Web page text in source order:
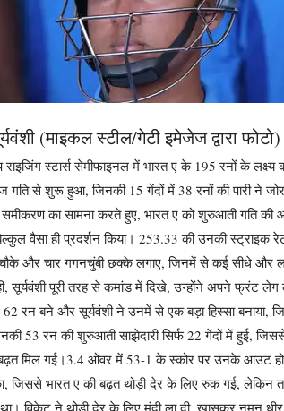
(माइकल स्टील/गेटी इमेजेज द्वारा फोटो)
राइजिंग स्टार्स सेमीफाइनल में भारत ए के 195 रनों के लक्ष्य
गति से शुरू हुआ, जिनकी 15 गेंदों में 38 रनों की पारी ने
समीकरण का सामना करते हुए, भारत ए को शुरुआती गति की
वैसा ही प्रदर्शन किया। 253.33 की उनकी स्ट्राइक
चौके और चार गगनचुंबी छक्के लगाए, जिनमें से कई सीधे
सूर्यवंशी पूरी तरह से कमांड में दिखे, उन्होंने अपने फ्रंट लेग
62 रन बने और सूर्यवंशी ने उनमें से एक बड़ा हिस्सा
53 रन की शुरुआती साझेदारी सिर्फ 22 गेंदों में हुई,
मिल गई।3.4 ओवर में 53-1 के स्कोर पर उनके आउट
जिससे भारत ए की बढ़त थोड़ी देर के लिए रुक गई, लेकिन
था।विकेट ने थोड़ी देर के लिए मंदी ला दी, खासकर नमन